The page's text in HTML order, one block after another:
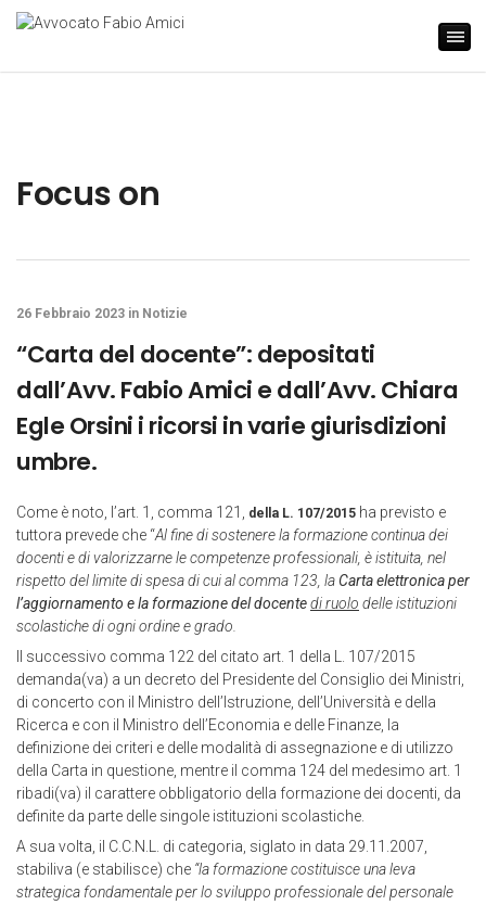
Focus on
26 Febbraio 2023 in Notizie
“Carta del docente”: depositati
dall’Avv. Fabio Amici e dall’Avv. Chiara
Egle Orsini i ricorsi in varie giurisdizioni
umbre.
Come è noto, l’art. 1, comma 121, della L. 107/2015 ha previsto e
tuttora prevede che “Al fine di sostenere la formazione continua dei
docenti e di valorizzarne le competenze professionali, è istituita, nel
rispetto del limite di spesa di cui al comma 123, laCarta elettronica per
l’aggiornamento e la formazione del docentedi ruolo delle istituzioni
scolastiche di ogni ordine e grado.
Il successivo comma 122 del citato art. 1 della L. 107/2015
demanda(va) a un decreto del Presidente del Consiglio dei Ministri,
di concerto con il Ministro dell’Istruzione, dell’Università e della
Ricerca e con il Ministro dell’Economia e delle Finanze, la
definizione dei criteri e delle modalità di assegnazione e di utilizzo
della Carta in questione, mentre il comma 124 del medesimo art. 1
ribadi(va) il carattere obbligatorio della formazione dei docenti, da
definite da parte delle singole istituzioni scolastiche.
A sua volta, il C.C.N.L. di categoria, siglato in data 29.11.2007,
stabiliva (e stabilisce) che “la formazione costituisce una leva
strategica fondamentale per lo sviluppo professionale del personale